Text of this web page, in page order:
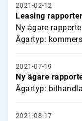
2021-02-12
Leasing
Ny ägare
Ägartyp:
2021-07-19
Ny ägare
Ägartyp:
2021-08-17